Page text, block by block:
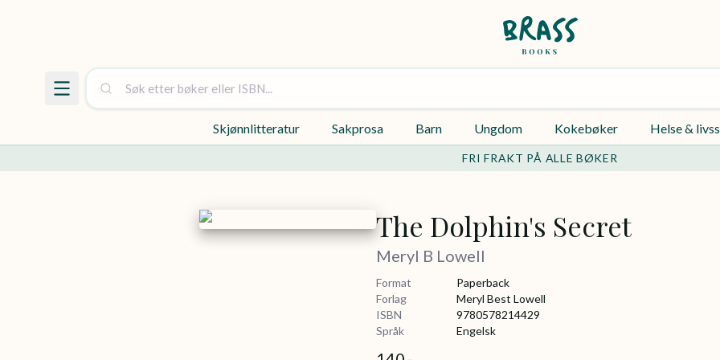
Skjønnlitteratur Sakprosa Barn Ungdom Kokebøker Helse &
FRI FRAKT PÅ ALLE BØKER
The Dolphin's Secret
Meryl B Lowell
Format
Paperback
Forlag
Meryl Best Lowell
ISBN
9780578214429
Språk
Engelsk